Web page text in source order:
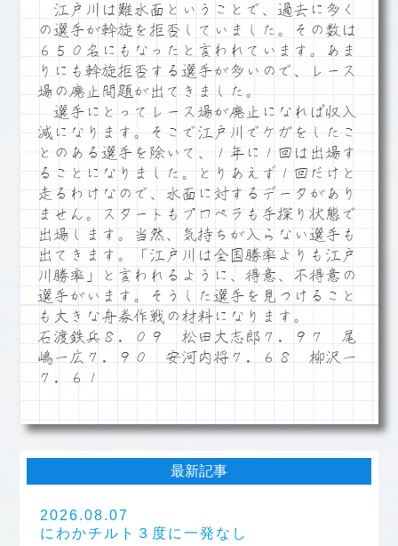
江戸川は難水面ということで、過去に多く
の選手が斡旋を拒否していました。その数は
６５０名にもなったと言われています。あま
りにも斡旋拒否する選手が多いので、レース
場の廃止問題が出てきました。
選手にとってレース場が廃止になれば収入
減になります。そこで江戸川でケガをしたこ
とのある選手を除いて、１年に１回は出場す
ることになりました。とりあえず１回だけと
走るわけなので、水面に対するデータがあり
ません。スタートもプロペラも手探り状態で
出場します。当然、気持ちが入らない選手も
出てきます。「江戸川は全国勝率よりも江戸
川勝率」と言われるように、得意、不得意の
選手がいます。そうした選手を見つけること
も大きな舟券作戦の材料になります。
石渡鉄兵８．０９ 松田大志郎７．９７ 尾
嶋一広７．９０ 安河内将７．６８ 柳沢一
７．６１
最新記事
2026.08.07
にわかチルト３度に一発なし